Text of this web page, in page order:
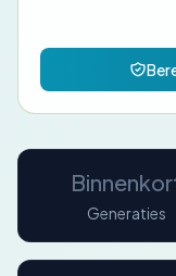
Generaties